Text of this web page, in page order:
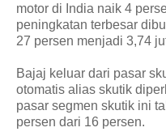
motor di India naik 4
peningkatan terbesar
27 persen menjadi 3,74
Bajaj keluar dari pasar
otomatis alias skutik
pasar segmen skutik ini
persen dari 16 persen.